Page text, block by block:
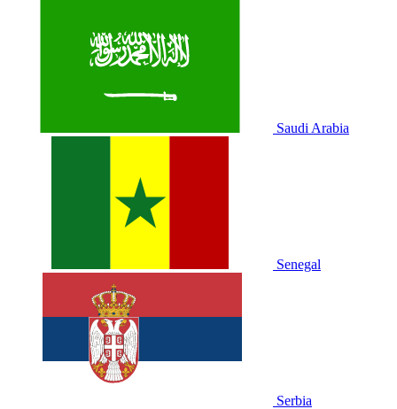
Saudi Arabia
Senegal
Serbia